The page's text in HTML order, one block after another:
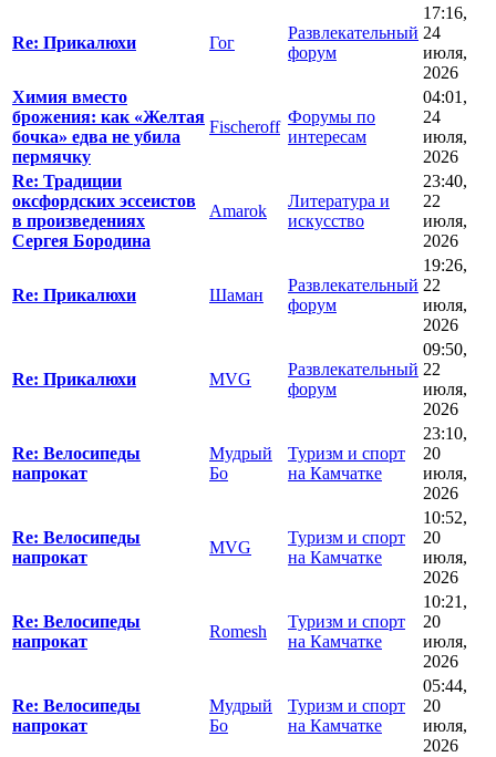
Re: Прикалюхи Гог
Развлекательный
форум
17:16,
24
июля,
2026
Химия вместо
брожения: как «Желтая
бочка» едва не убила
пермячку
Fischeroff
Форумы по
интересам
04:01,
24
июля,
2026
Re: Традиции
оксфордских эссеистов
в произведениях
Сергея Бородина
Amarok
Литература и
искусство
23:40,
22
июля,
2026
Re: Прикалюхи Шаман
Развлекательный
форум
19:26,
22
июля,
2026
Re: Прикалюхи MVG
Развлекательный
форум
09:50,
22
июля,
2026
Re: Велосипеды
напрокат
Мудрый
Бo
Туризм и спорт
на Камчатке
23:10,
20
июля,
2026
Re: Велосипеды
напрокат
MVG
Туризм и спорт
на Камчатке
10:52,
20
июля,
2026
Re: Велосипеды
напрокат
Romesh
Туризм и спорт
на Камчатке
10:21,
20
июля,
2026
Re: Велосипеды
напрокат
Мудрый
Бo
Туризм и спорт
на Камчатке
05:44,
20
июля,
2026